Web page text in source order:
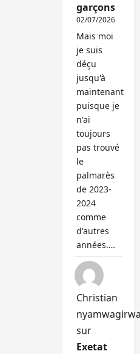
garçons
02/07/2026
Mais moi
je suis
déçu
jusqu'à
maintenant
puisque je
n'ai
toujours
pas trouvé
le
palmarès
de 2023-
2024
comme
d'autres
années.…
Christian
sur
Exetat